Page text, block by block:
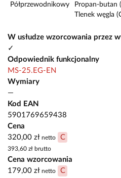
Półprzewodnikowy
Propan-butan
Tlenek węgla
W usłudze wzorcowania przez
✓
Odpowiednik funkcjonalny
MS-25.EG-EN
Wymiary
—
Kod EAN
5901769659438
Cena
320,00 zł netto C
393,60 zł brutto
Cena wzorcowania
179,00 zł netto C